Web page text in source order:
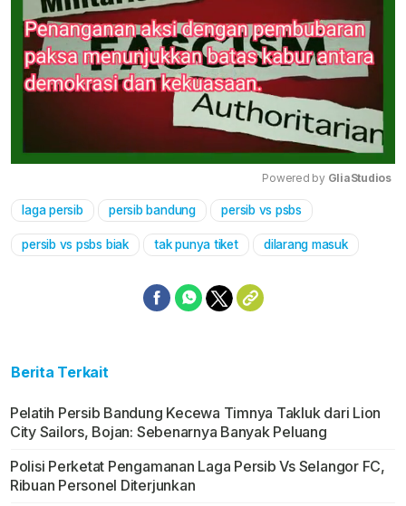
Powered by GliaStudios
laga persib persib bandung persib vs psbs
persib vs psbs biak tak punya tiket dilarang masuk
Berita Terkait
Pelatih Persib Bandung Kecewa Timnya Takluk dari Lion
City Sailors, Bojan: Sebenarnya Banyak Peluang
Polisi Perketat Pengamanan Laga Persib Vs Selangor FC,
Ribuan Personel Diterjunkan